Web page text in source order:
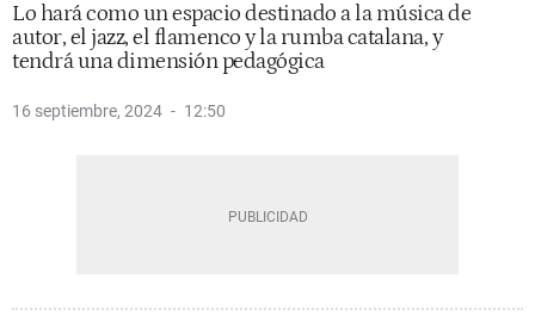
Lo hará como un espacio destinado a la música de
autor, el jazz, el flamenco y la rumba catalana, y
tendrá una dimensión pedagógica
16 septiembre, 2024 12:50